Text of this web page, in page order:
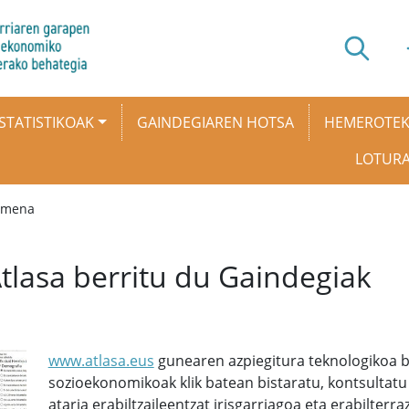
GAINDEGIAREN HOTSA
berritu du Gaindegiak
www.atlasa.eus gunearen azpiegitura teknologikoa
sozioekonomikoak klik batean bistaratu,
ataria erabiltzaileentzat irisgarriagoa eta